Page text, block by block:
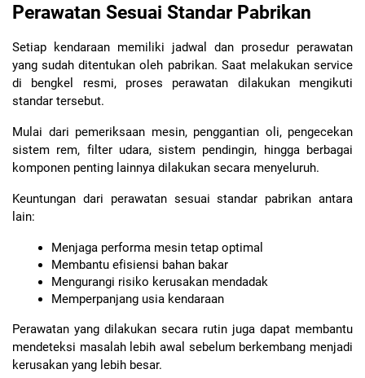
Perawatan Sesuai Standar Pabrikan
Setiap kendaraan memiliki jadwal dan prosedur perawatan
yang sudah ditentukan oleh pabrikan. Saat melakukan service
di bengkel resmi, proses perawatan dilakukan mengikuti
standar tersebut.
Mulai dari pemeriksaan mesin, penggantian oli, pengecekan
sistem rem, filter udara, sistem pendingin, hingga berbagai
komponen penting lainnya dilakukan secara menyeluruh.
Keuntungan dari perawatan sesuai standar pabrikan antara
lain:
Menjaga performa mesin tetap optimal
Membantu efisiensi bahan bakar
Mengurangi risiko kerusakan mendadak
Memperpanjang usia kendaraan
Perawatan yang dilakukan secara rutin juga dapat membantu
mendeteksi masalah lebih awal sebelum berkembang menjadi
kerusakan yang lebih besar.